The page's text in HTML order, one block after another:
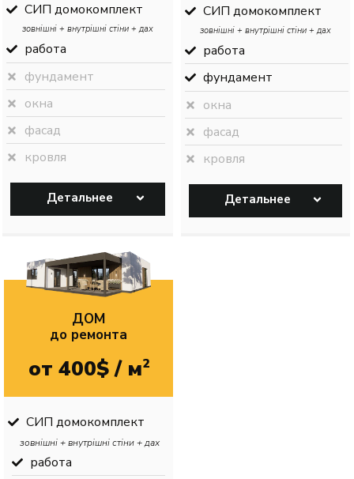
СИП домокомплект
зовнішні + внутрішні стіни + дах
работа
фундамент
окна
фасад
кровля
Детальнее
СИП домокомплект
зовнішні + внутрішні стіни + дах
работа
фундамент
окна
фасад
кровля
Детальнее
ДОМ
до ремонта
от 400$ / м2
СИП домокомплект
зовнішні + внутрішні стіни + дах
работа